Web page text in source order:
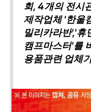
회, 4개의 전시
제작업체 '한울
밀리카라반','휴
캠프마스터'를
용품관련 업체